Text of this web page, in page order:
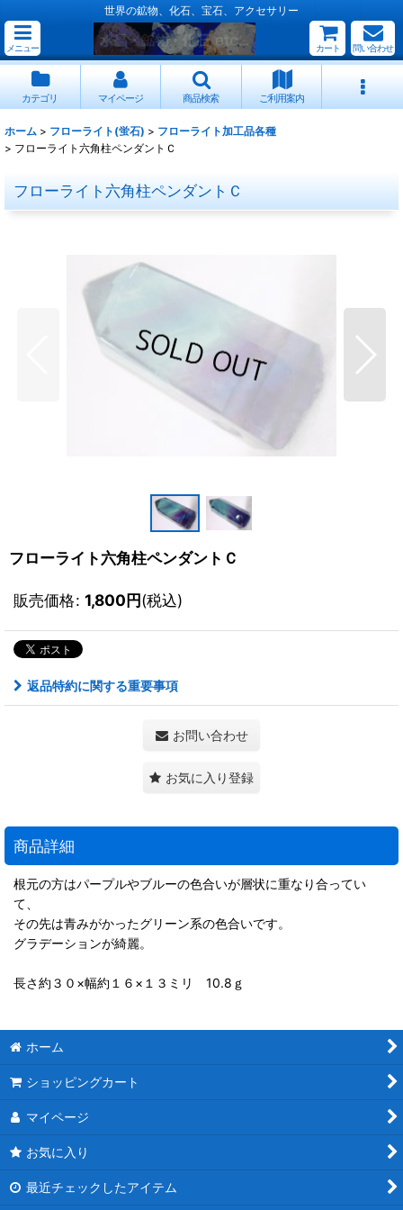
世界の鉱物、化石、宝石、アクセサリー
メニュー カート 問い合わせ
カテゴリ マイページ 商品検索 ご利用案内
ホーム > フローライト(蛍石) > フローライト加工品各種
> フローライト六角柱ペンダントＣ
フローライト六角柱ペンダントＣ
フローライト六角柱ペンダントＣ
販売価格: 1,800円(税込)
返品特約に関する重要事項
お問い合わせ
お気に入り登録
商品詳細
根元の方はパープルやブルーの色合いが層状に重なり合ってい
て、
その先は青みがかったグリーン系の色合いです。
グラデーションが綺麗。
長さ約３０×幅約１６×１３ミリ 10.8ｇ
ホーム
ショッピングカート
マイページ
お気に入り
最近チェックしたアイテム